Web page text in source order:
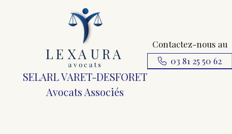
LE XA URA
a v ocats
SELARL VARET-DESFORET
Avocats Associés
Contactez-nous au
03 81 25 50 62